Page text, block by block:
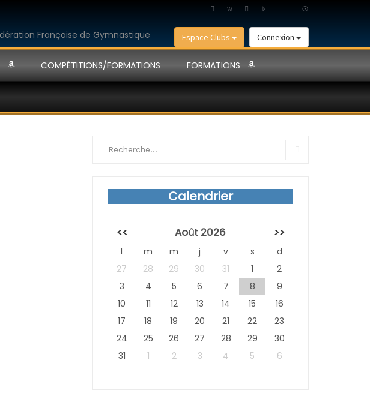
Connexion
Espace Clubs
COMPÉTITIONS/FORMATIONS FORMATIONS
Calendrier
<< Août 2026 >>
l m m j v s
d
27
28 29 30 31 1
2
3
4 5 6 7 8
9
10
11 12 13 14 15
16
17
18 19 20 21 22
23
24
25 26 27 28 29
30
31
1 2 3 4 5 6